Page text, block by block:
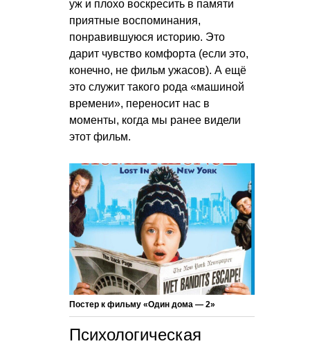
уж и плохо воскресить в памяти
приятные воспоминания,
понравившуюся историю. Это
дарит чувство комфорта (если это,
конечно, не фильм ужасов). А ещё
это служит такого рода «машиной
времени», переносит нас в
моменты, когда мы ранее видели
этот фильм.
Постер к фильму «Один дома — 2»
Психологическая